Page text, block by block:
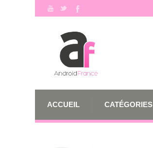
ACCUEIL CATÉGORIES